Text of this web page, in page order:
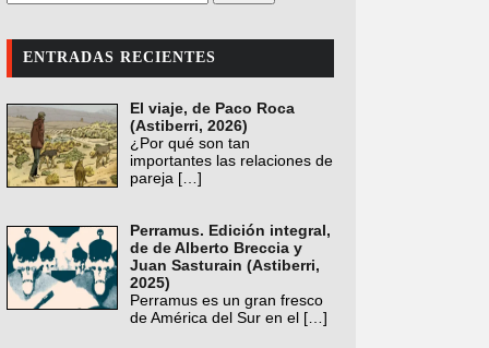
ENTRADAS RECIENTES
El viaje, de Paco Roca
(Astiberri, 2026)
¿Por qué son tan
importantes las relaciones de
pareja […]
Perramus. Edición integral,
de de Alberto Breccia y
Juan Sasturain (Astiberri,
2025)
Perramus es un gran fresco
de América del Sur en el […]